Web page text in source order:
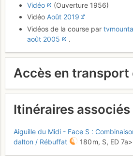
Vidéo
(Ouverture 1956)
Vidéo Août 2019
Vidéos de la course par
août 2005
.
Accès en transport
Itinéraires associés
Aiguille du Midi - Face S :
dalton / Rébuffat
180 m, S, ED 7a